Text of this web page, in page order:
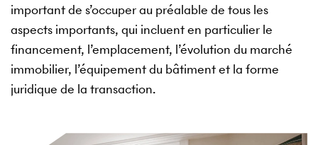
important de s’occuper au préalable de tous les
aspects importants, qui incluent en particulier le
financement, l’emplacement, l’évolution du marché
immobilier, l’équipement du bâtiment et la forme
juridique de la transaction.